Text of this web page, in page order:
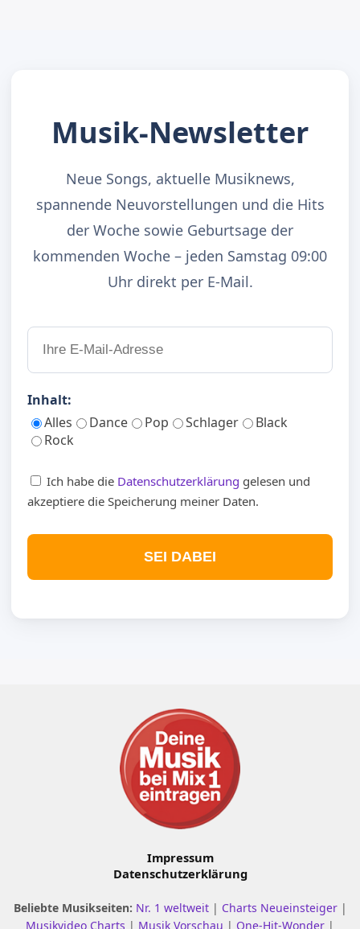
Musik-Newsletter
Neue Songs, aktuelle Musiknews,
spannende Neuvorstellungen und die Hits
der Woche sowie Geburtsage der
kommenden Woche – jeden Samstag 09:00
Uhr direkt per E-Mail.
Inhalt:
Alles
Dance Pop Schlager
Black
Rock
Ich habe die Datenschutzerklärung gelesen und
akzeptiere die Speicherung meiner Daten.
SEI DABEI
Impressum
Datenschutzerklärung
Beliebte Musikseiten: Nr. 1 weltweit | Charts Neueinsteiger |
Musikvideo Charts | Musik Vorschau | One-Hit-Wonder |